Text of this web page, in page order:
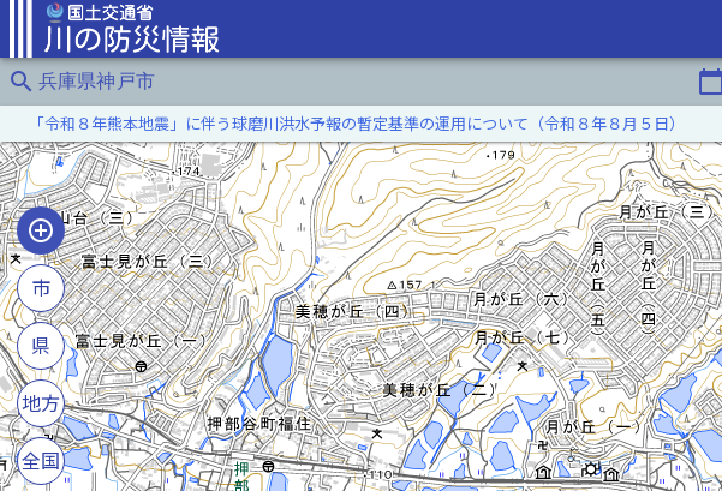
search 兵庫県神戸市 calendar_today
「令和８年熊本地震」に伴う球磨川洪水予報の暫定基準の運用について（令和８年８月５日）
市
県
地方
全国